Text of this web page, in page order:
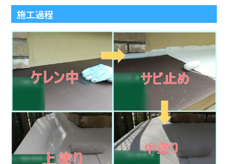
施工過程